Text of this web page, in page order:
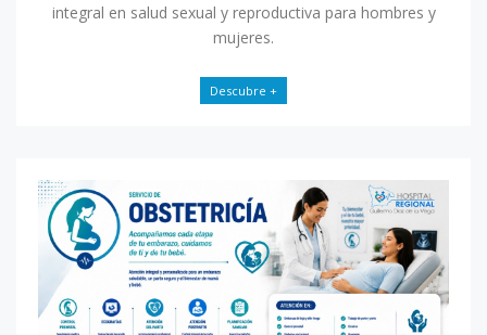
integral en salud sexual y reproductiva para hombres y
mujeres.
Descubre +